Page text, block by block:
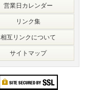
営業日カレンダー
リンク集
相互リンクについて
サイトマップ